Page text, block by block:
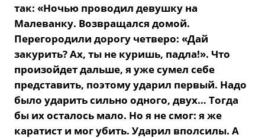
так: «Ночью проводил девушку на
Малеванку. Возвращался домой.
Перегородили дорогу четверо: «Дай
закурить? Ах, ты не куришь, падла!». Что
произойдет дальше, я уже сумел себе
представить, поэтому ударил первый. Надо
было ударить сильно одного, двух… Тогда
бы их осталось мало. Но я не смог: я же
каратист и мог убить. Ударил вполсилы. А